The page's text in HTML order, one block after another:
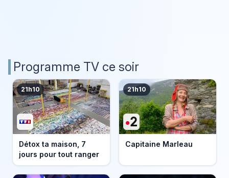
Programme TV ce soir
21h10
Détox ta maison, 7
jours pour tout ranger
21h10
Capitaine Marleau